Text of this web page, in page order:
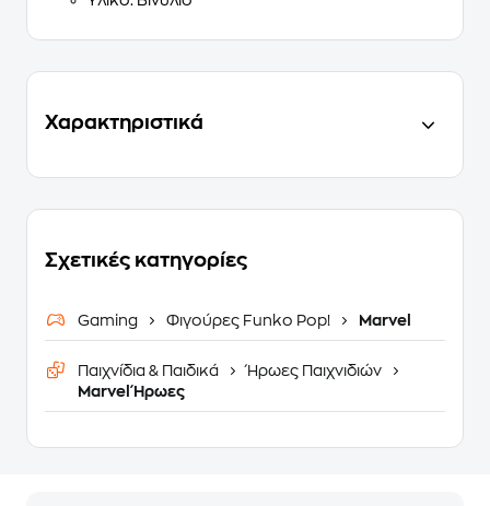
Χαρακτηριστικά
Σχετικές κατηγορίες
Gaming Φιγούρες Funko Pop! Marvel
Παιχνίδια & Παιδικά
Ήρωες Παιχνιδιών
Marvel Ήρωες